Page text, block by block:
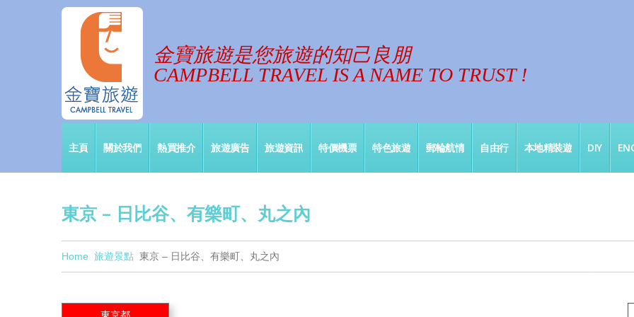
金寶旅遊是您旅遊的知己良朋
CAMPBELL TRAVEL IS A NAME TO TRUST !
主頁 關於我們 熱買推介 旅遊廣告 旅遊資訊 特價機票 特色旅遊 郵輪航情 自由行 本地精裝遊 DIY
東京 – 日比谷、有樂町、丸之內
Home 旅遊景點 東京 – 日比谷、有樂町、丸之內